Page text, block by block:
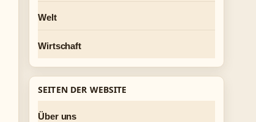
Welt
Wirtschaft
SEITEN DER WEBSITE
Über uns